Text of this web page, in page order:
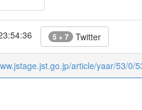
5 + 7 Twitter
article/yaar/53/0/